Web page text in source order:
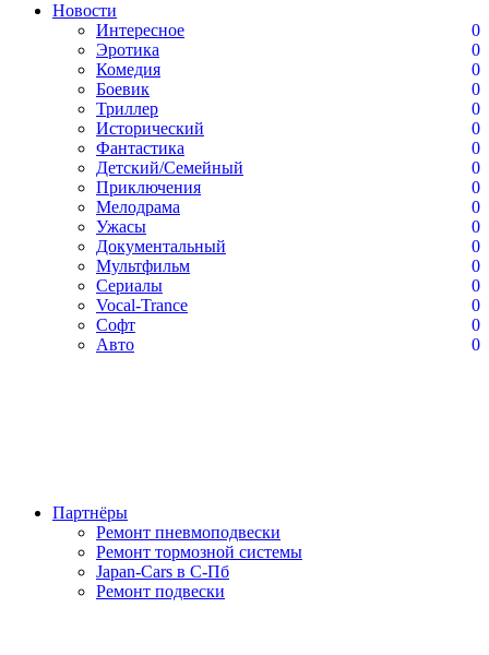
Новости
Интересное
0
Эротика
0
Комедия
0
Боевик
0
Триллер
0
Исторический
0
Фантастика
0
Детский/Семейный
0
Приключения
0
Мелодрама
0
Ужасы
0
Документальный
0
Мультфильм
0
Сериалы
0
Vocal-Trance
0
Софт
0
Авто
0
Партнёры
Ремонт пневмоподвески
Ремонт тормозной системы
Japan-Cars в С-Пб
Ремонт подвески